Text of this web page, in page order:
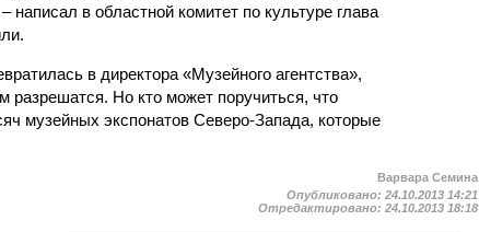
в областной комитет по культуре глава
в директора «Музейного агентства»,
разрешатся. Но кто может поручиться, что
музейных экспонатов Северо-Запада, которые
Варвара Семина
Опубликовано:24.10.2013 14:21
Отредактировано:24.10.2013 18:18